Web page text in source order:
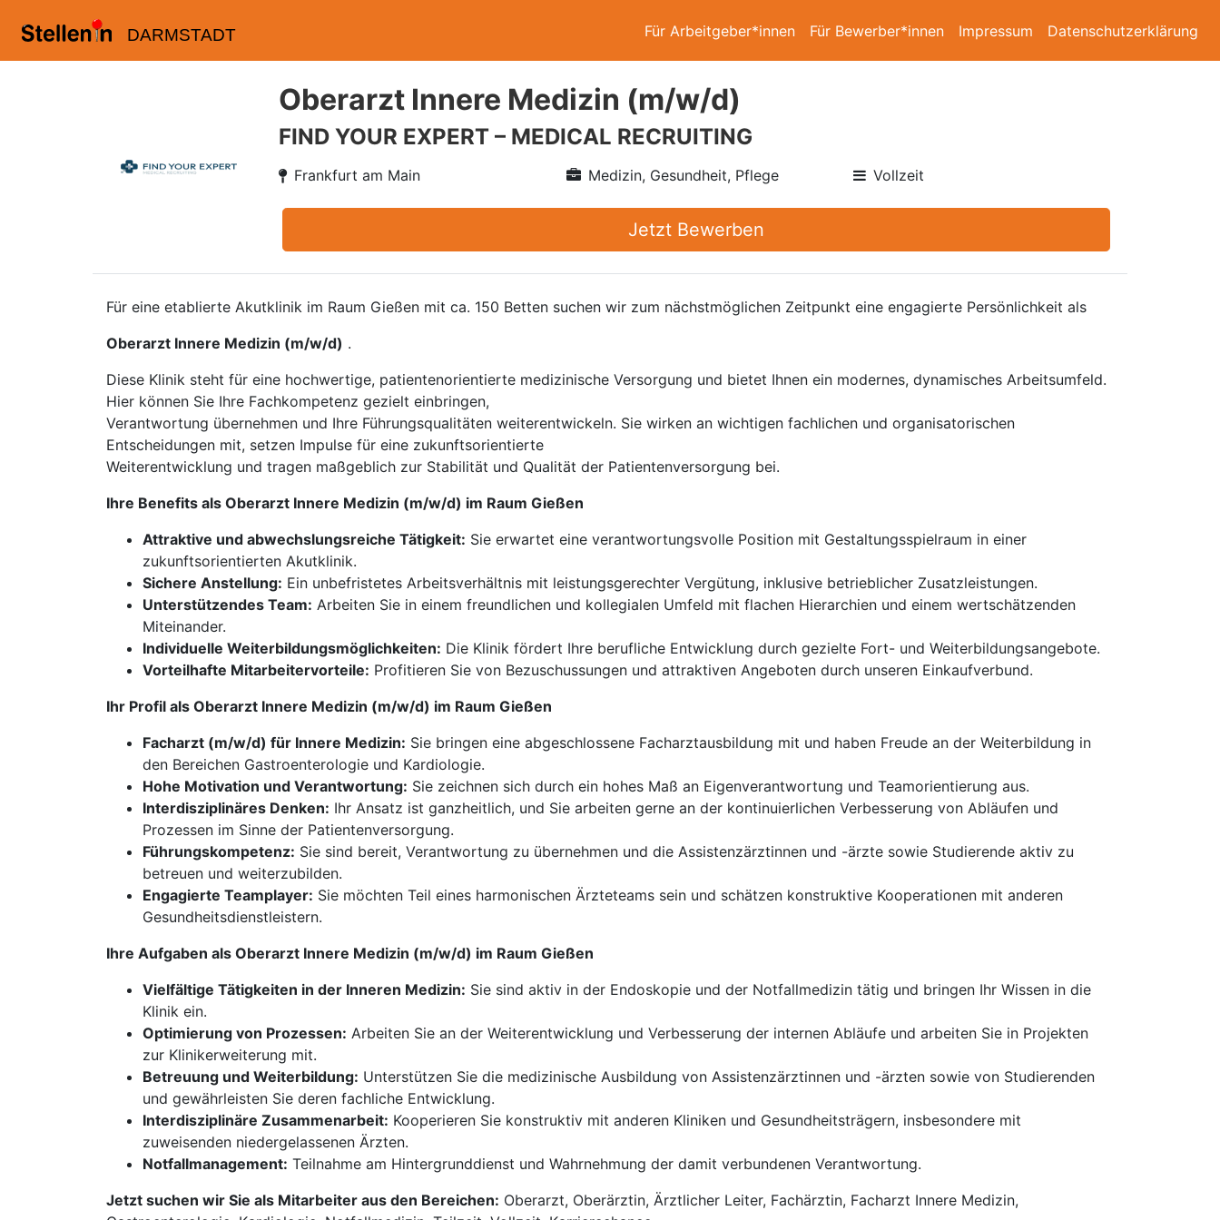
DARMSTADT Für Arbeitgeber*innen Für Bewerber*innen Impressum Datenschutzerklärung
Oberarzt Innere Medizin (m/w/d)
FIND YOUR EXPERT – MEDICAL RECRUITING
Frankfurt am Main Medizin, Gesundheit, Pflege Vollzeit
Jetzt Bewerben
Für eine etablierte Akutklinik im Raum Gießen mit ca. 150 Betten suchen wir zum nächstmöglichen Zeitpunkt eine engagierte Persönlichkeit als
Oberarzt Innere Medizin (m/w/d) .
Diese Klinik steht für eine hochwertige, patientenorientierte medizinische Versorgung und bietet Ihnen ein modernes, dynamisches Arbeitsumfeld.
Hier können Sie Ihre Fachkompetenz gezielt einbringen,
Verantwortung übernehmen und Ihre Führungsqualitäten weiterentwickeln. Sie wirken an wichtigen fachlichen und organisatorischen
Entscheidungen mit, setzen Impulse für eine zukunftsorientierte
Weiterentwicklung und tragen maßgeblich zur Stabilität und Qualität der Patientenversorgung bei.
Ihre Benefits als Oberarzt Innere Medizin (m/w/d) im Raum Gießen
Attraktive und abwechslungsreiche Tätigkeit: Sie erwartet eine verantwortungsvolle Position mit Gestaltungsspielraum in einer
zukunftsorientierten Akutklinik.
Sichere Anstellung: Ein unbefristetes Arbeitsverhältnis mit leistungsgerechter Vergütung, inklusive betrieblicher Zusatzleistungen.
Unterstützendes Team: Arbeiten Sie in einem freundlichen und kollegialen Umfeld mit flachen Hierarchien und einem wertschätzenden
Miteinander.
Individuelle Weiterbildungsmöglichkeiten: Die Klinik fördert Ihre berufliche Entwicklung durch gezielte Fort- und Weiterbildungsangebote.
Vorteilhafte Mitarbeitervorteile: Profitieren Sie von Bezuschussungen und attraktiven Angeboten durch unseren Einkaufverbund.
Ihr Profil als Oberarzt Innere Medizin (m/w/d) im Raum Gießen
Facharzt (m/w/d) für Innere Medizin: Sie bringen eine abgeschlossene Facharztausbildung mit und haben Freude an der Weiterbildung in
den Bereichen Gastroenterologie und Kardiologie.
Hohe Motivation und Verantwortung: Sie zeichnen sich durch ein hohes Maß an Eigenverantwortung und Teamorientierung aus.
Interdisziplinäres Denken: Ihr Ansatz ist ganzheitlich, und Sie arbeiten gerne an der kontinuierlichen Verbesserung von Abläufen und
Prozessen im Sinne der Patientenversorgung.
Führungskompetenz: Sie sind bereit, Verantwortung zu übernehmen und die Assistenzärztinnen und -ärzte sowie Studierende aktiv zu
betreuen und weiterzubilden.
Engagierte Teamplayer: Sie möchten Teil eines harmonischen Ärzteteams sein und schätzen konstruktive Kooperationen mit anderen
Gesundheitsdienstleistern.
Ihre Aufgaben als Oberarzt Innere Medizin (m/w/d) im Raum Gießen
Vielfältige Tätigkeiten in der Inneren Medizin: Sie sind aktiv in der Endoskopie und der Notfallmedizin tätig und bringen Ihr Wissen in die
Klinik ein.
Optimierung von Prozessen: Arbeiten Sie an der Weiterentwicklung und Verbesserung der internen Abläufe und arbeiten Sie in Projekten
zur Klinikerweiterung mit.
Betreuung und Weiterbildung: Unterstützen Sie die medizinische Ausbildung von Assistenzärztinnen und -ärzten sowie von Studierenden
und gewährleisten Sie deren fachliche Entwicklung.
Interdisziplinäre Zusammenarbeit: Kooperieren Sie konstruktiv mit anderen Kliniken und Gesundheitsträgern, insbesondere mit
zuweisenden niedergelassenen Ärzten.
Notfallmanagement: Teilnahme am Hintergrunddienst und Wahrnehmung der damit verbundenen Verantwortung.
Jetzt suchen wir Sie als Mitarbeiter aus den Bereichen: Oberarzt, Oberärztin, Ärztlicher Leiter, Fachärztin, Facharzt Innere Medizin,